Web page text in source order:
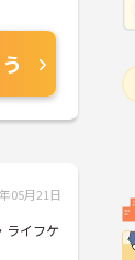
05月21日
ライフケ